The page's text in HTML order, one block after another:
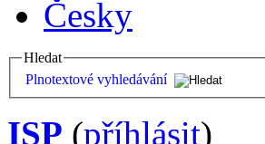
Česky
Hledat
Plnotextové vyhledávání
ISP (příhlásit)